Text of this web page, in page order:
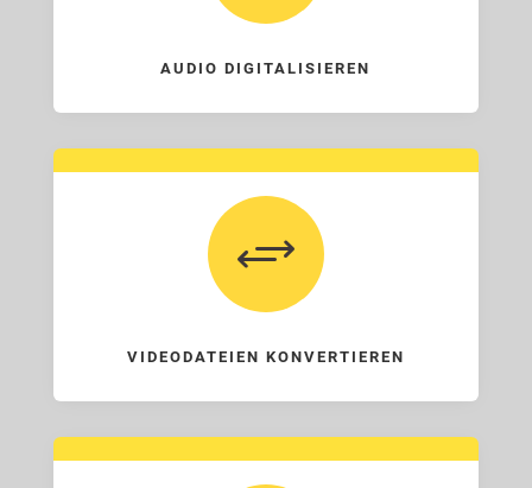
AUDIO DIGITALISIEREN
+
VIDEODATEIEN KONVERTIEREN